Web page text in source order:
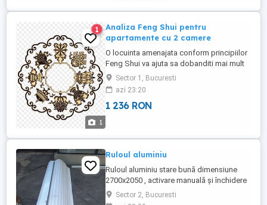
1
1
Analiza Feng Shui pentru
apartamente cu 2 camere
O locuinta amenajata conform principiilor
Feng Shui va ajuta sa dobanditi mai mult
succes, o crestere in prosperitate, relatii
mai bune cu cei din jur si o sanatate mai
buna. Feng Shui poate fi oricat de simplu
doriti sau oricat de luxos. Poate fi adaptat
Sector 1, Bucuresti
azi 23:20
1 236 RON
Ruloul aluminiu
Ruloul aluminiu stare bună dimensiune
2700x2050 , activare manuală și închidere
cu cheie. Se vinde cu factura.
Sector 2, Bucuresti